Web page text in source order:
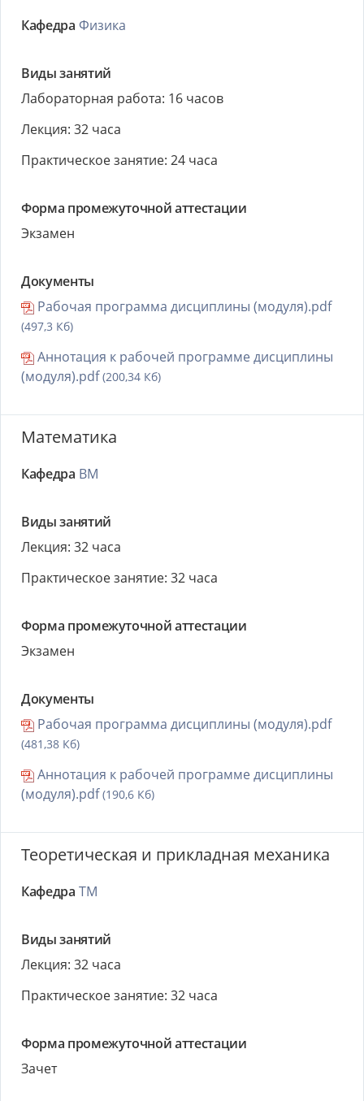
Кафедра Физика
Виды занятий
Лабораторная работа: 16 часов
Лекция: 32 часа
Практическое занятие: 24 часа
Форма промежуточной аттестации
Экзамен
Документы
Рабочая программа дисциплины (модуля).pdf
(497,3 Кб)
Аннотация к рабочей программе дисциплины
(модуля).pdf(200,34 Кб)
Математика
Кафедра ВМ
Виды занятий
Лекция: 32 часа
Практическое занятие: 32 часа
Форма промежуточной аттестации
Экзамен
Документы
Рабочая программа дисциплины (модуля).pdf
(481,38 Кб)
Аннотация к рабочей программе дисциплины
(модуля).pdf(190,6 Кб)
Теоретическая и прикладная механика
Кафедра ТМ
Виды занятий
Лекция: 32 часа
Практическое занятие: 32 часа
Форма промежуточной аттестации
Зачет